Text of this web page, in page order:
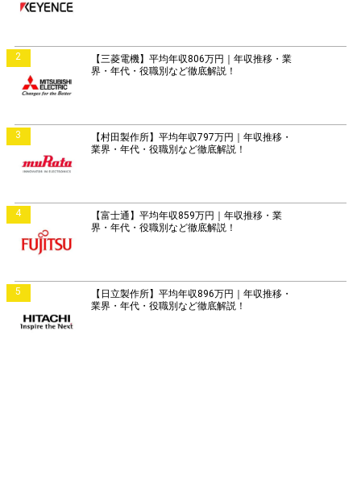
2
【三菱電機】平均年収806万円｜年収推移・業
界・年代・役職別など徹底解説！
3
【村田製作所】平均年収797万円｜年収推移・
業界・年代・役職別など徹底解説！
4
【富士通】平均年収859万円｜年収推移・業
界・年代・役職別など徹底解説！
5
【日立製作所】平均年収896万円｜年収推移・
業界・年代・役職別など徹底解説！